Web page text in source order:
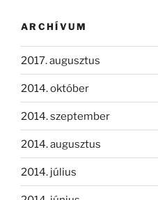
ARCHÍVUM
2017. augusztus
2014. október
2014. szeptember
2014. augusztus
2014. július